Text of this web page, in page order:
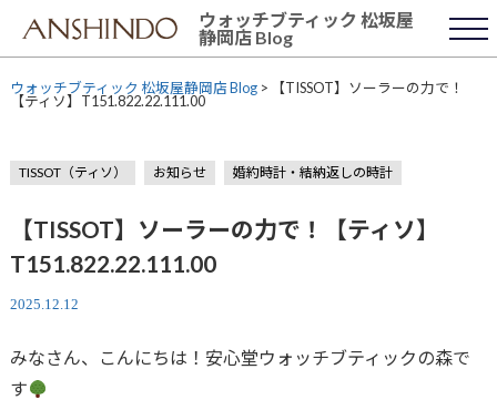
content
ウォッチブティック 松坂屋
静岡店 Blog
ウォッチブティック 松坂屋静岡店 Blog> 【TISSOT】ソーラーの力で！
【ティソ】T151.822.22.111.00
TISSOT（ティソ） お知らせ 婚約時計・結納返しの時計
【TISSOT】ソーラーの力で！【ティソ】
T151.822.22.111.00
2025.12.12
みなさん、こんにちは！安心堂ウォッチブティックの森で
す